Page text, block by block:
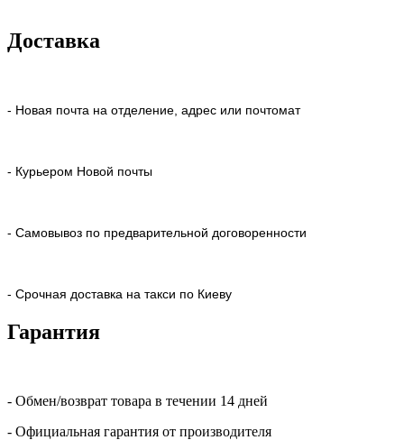
Доставка
- Новая почта на отделение, адрес или почтомат
- Курьером Новой почты
- Самовывоз по предварительной договоренности
- Срочная доставка на такси по Киеву
Гарантия
- Обмен/возврат товара в течении 14 дней
- Официальная гарантия от производителя